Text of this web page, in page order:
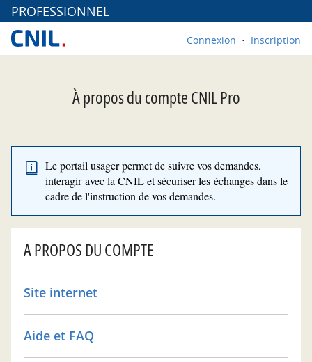
PROFESSIONNEL
Connexion Inscription
À propos du compte CNIL Pro
Le portail usager permet de suivre vos demandes,
interagir avec la CNIL et sécuriser les échanges dans le
cadre de l'instruction de vos demandes.
A PROPOS DU COMPTE
Site internet
Aide et FAQ
*